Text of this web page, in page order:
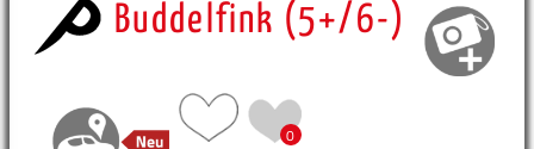
Buddelfink (5+/6-)
0